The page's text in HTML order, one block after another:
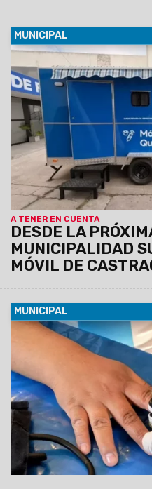
MUNICIPAL
A TENER EN CUENTA
DESDE LA
MUNICIPALIDAD
MÓVIL DE
08/08/2026 La unidad,
instalada de manera fija del
en el SUM del barrio
Los turnos se entregarán
comunicándose al:
MUNICIPAL
07/08/2026 Será el
predio municipal de zona
odontológicos,
será por orden de llegada y
zona que requieran